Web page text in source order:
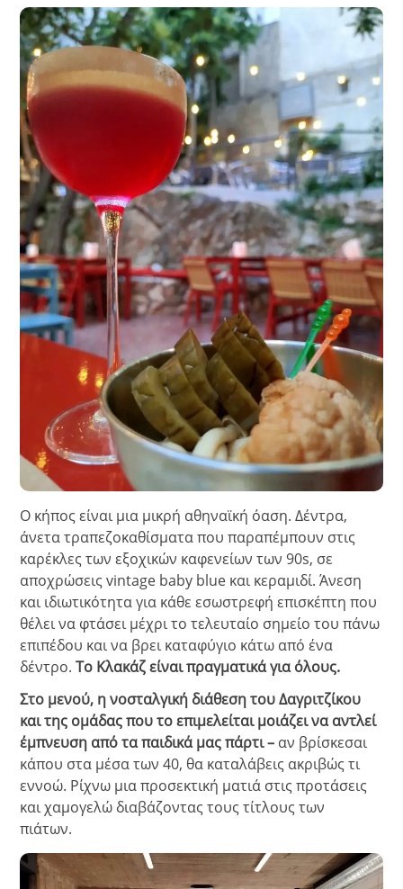
Ο κήπος είναι μια μικρή αθηναϊκή όαση. Δέντρα,
άνετα τραπεζοκαθίσματα που παραπέμπουν στις
καρέκλες των εξοχικών καφενείων των 90s, σε
αποχρώσεις vintage baby blue και κεραμιδί. Άνεση
και ιδιωτικότητα για κάθε εσωστρεφή επισκέπτη που
θέλει να φτάσει μέχρι το τελευταίο σημείο του πάνω
επιπέδου και να βρει καταφύγιο κάτω από ένα
δέντρο.Το Κλακάζ είναι πραγματικά για όλους.
Στο μενού, η νοσταλγική διάθεση του Δαγριτζίκου
και της ομάδας που το επιμελείται μοιάζει να αντλεί
έμπνευση από τα παιδικά μας πάρτι – αν βρίσκεσαι
κάπου στα μέσα των 40, θα καταλάβεις ακριβώς τι
εννοώ. Ρίχνω μια προσεκτική ματιά στις προτάσεις
και χαμογελώ διαβάζοντας τους τίτλους των
πιάτων.